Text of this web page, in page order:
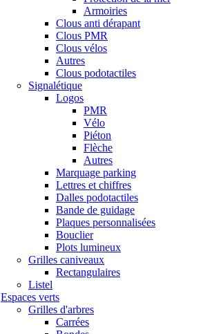
Armoiries
Clous anti dérapant
Clous PMR
Clous vélos
Autres
Clous podotactiles
Signalétique
Logos
PMR
Vélo
Piéton
Flèche
Autres
Marquage parking
Lettres et chiffres
Dalles podotactiles
Bande de guidage
Plaques personnalisées
Bouclier
Plots lumineux
Grilles caniveaux
Rectangulaires
Listel
Espaces verts
Grilles d'arbres
Carrées